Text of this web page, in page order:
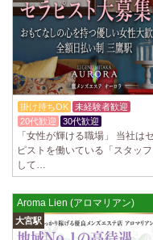
Aroma de Banana (あろばな)
オープンにつきセラピスト大
に朗報です！ 当店では講習
2025/04/04[吉祥寺駅]
LoveCHU (ラブチュ) 吉祥寺
やる気のあるセラピスト大募
ラピストになりたい！」 そ
2025/04/04[渋谷駅]
LoveCHU (ラブチュ) 渋谷ルー
ラピストになりたい！」 そ
2025/04/02[千歳烏山駅]
掛け持ちOK
未経験者歓迎
20代歓迎
30代歓迎
「女性が輝ける職場」 当社は
ピストを働いている「スタッフ
して…
Aroma Lien (アロマリアン)
大宮駅